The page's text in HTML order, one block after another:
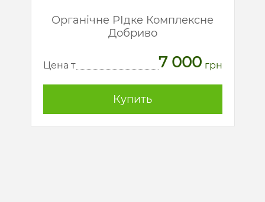
Органічне РІдке Комплексне
Добриво
Цена т 7 000 грн
Купить